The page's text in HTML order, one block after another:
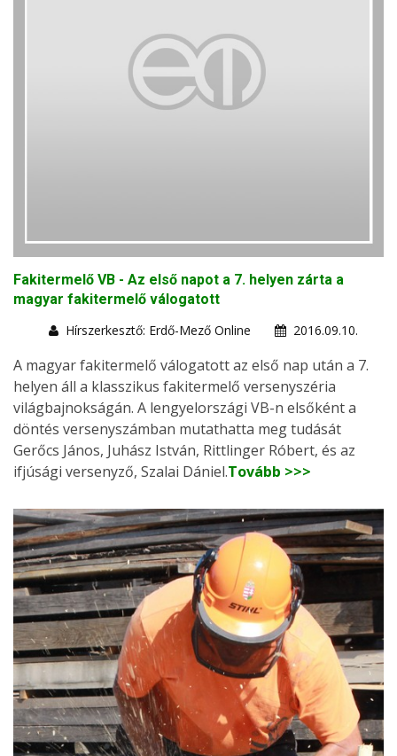
Fakitermelő VB - Az első napot a 7. helyen zárta a
magyar fakitermelő válogatott
Hírszerkesztő: Erdő-Mező Online
2016.09.10.
A magyar fakitermelő válogatott az első nap után a 7.
helyen áll a klasszikus fakitermelő versenyszéria
világbajnokságán. A lengyelországi VB-n elsőként a
döntés versenyszámban mutathatta meg tudását
Gerőcs János, Juhász István, Rittlinger Róbert, és az
ifjúsági versenyző, Szalai Dániel.Tovább >>>